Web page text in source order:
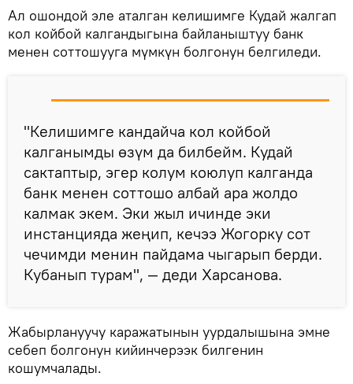
Ал ошондой эле аталган келишимге Кудай жалгап
кол койбой калгандыгына байланыштуу банк
менен соттошууга мүмкүн болгонун белгиледи.
"Келишимге кандайча кол койбой
калганымды өзүм да билбейм. Кудай
сактаптыр, эгер колум коюлуп калганда
банк менен соттошо албай ара жолдо
калмак экем. Эки жыл ичинде эки
инстанцияда жеңип, кечээ Жогорку сот
чечимди менин пайдама чыгарып берди.
Кубанып турам", — деди Харсанова.
Жабырлануучу каражатынын уурдалышына эмне
себеп болгонун кийинчерээк билгенин
кошумчалады.